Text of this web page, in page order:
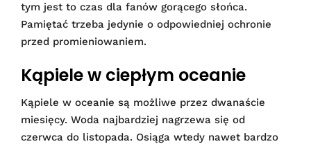
tym jest to czas dla fanów gorącego słońca.
Pamiętać trzeba jedynie o odpowiedniej ochronie
przed promieniowaniem.
Kąpiele w ciepłym oceanie
Kąpiele w oceanie są możliwe przez dwanaście
miesięcy. Woda najbardziej nagrzewa się od
czerwca do listopada. Osiąga wtedy nawet bardzo